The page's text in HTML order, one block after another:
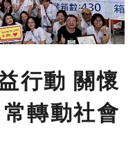
行動 關懷
轉動社會